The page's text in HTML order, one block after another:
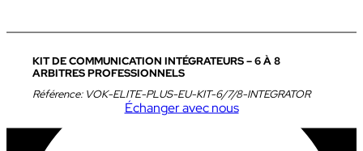
KIT DE COMMUNICATION INTÉGRATEURS – 6 À 8
ARBITRES PROFESSIONNELS
Référence: VOK-ELITE-PLUS-EU-KIT-6/7/8-INTEGRATOR
Échanger avec nous